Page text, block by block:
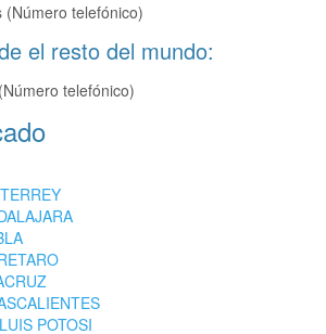
telefónico)
el resto del mundo:
telefónico)
POTOSI